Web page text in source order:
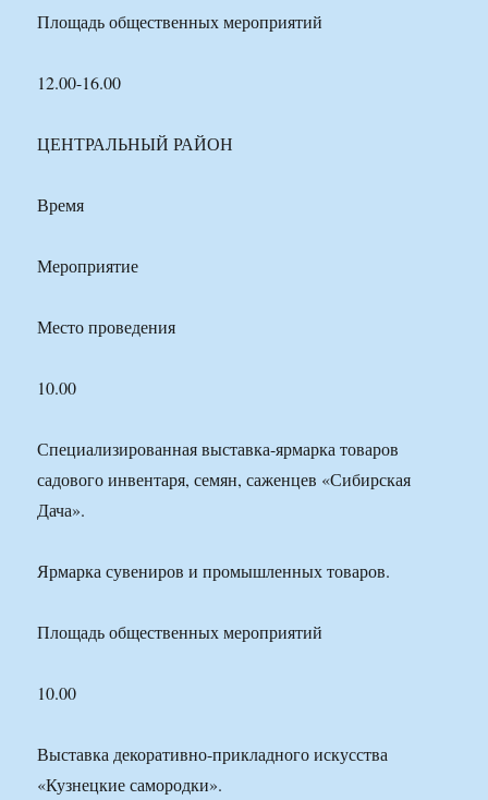
Площадь общественных мероприятий
12.00-16.00
ЦЕНТРАЛЬНЫЙ РАЙОН
Время
Мероприятие
Место проведения
10.00
Специализированная выставка-ярмарка товаров
садового инвентаря, семян, саженцев «Сибирская
Дача».
Ярмарка сувениров и промышленных товаров.
Площадь общественных мероприятий
10.00
Выставка декоративно-прикладного искусства
«Кузнецкие самородки».